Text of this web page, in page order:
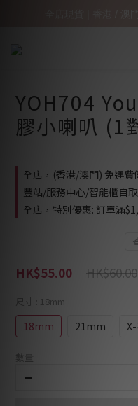
YOH704
膠小喇叭 (1
全店，(香港/澳門) 免運
豐站/服務中心/智能櫃自取
全店，特別優惠: 訂單滿
HK$60.00
HK$55.00
尺寸 : 18mm
18mm 21mm